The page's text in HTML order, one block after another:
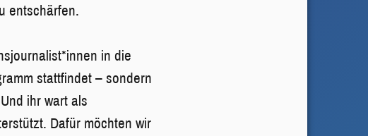
entschärfen.
in die
stattfindet – sondern
ihr wart als
Dafür möchten wir